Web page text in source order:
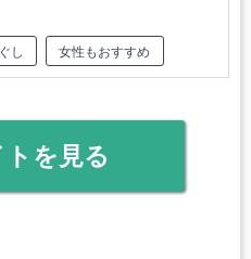
し 女性もおすすめ
を見る